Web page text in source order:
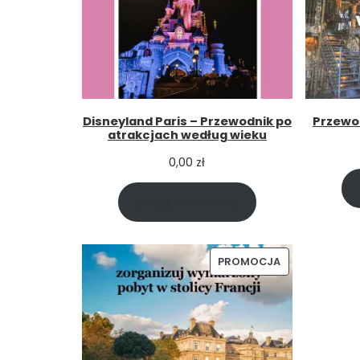
Disneyland Paris – Przewodnik po
atrakcjach według wieku
0,00 zł
PROMOCJAPRODUKT
W
PROMOCJI